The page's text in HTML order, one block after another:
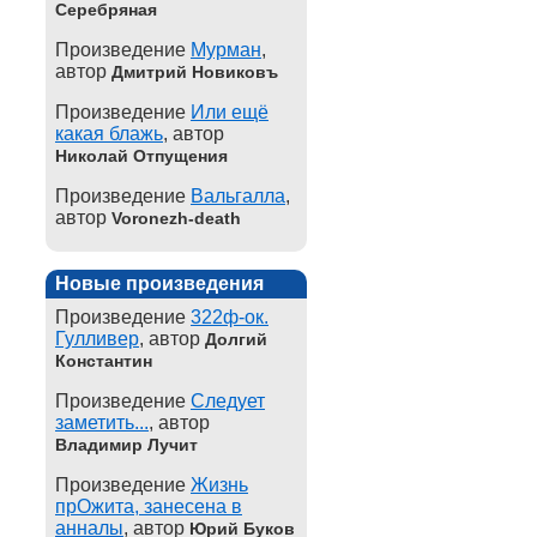
Серебряная
Произведение Мурман,
автор Дмитрий Новиковъ
Произведение Или ещё
какая блажь, автор
Николай Отпущения
Произведение Вальгалла,
автор Voronezh-death
Новые произведения
Произведение 322ф-ок.
Гулливер, автор Долгий
Константин
Произведение Следует
заметить..., автор
Владимир Лучит
Произведение Жизнь
прОжита, занесена в
анналы, автор Юрий Буков